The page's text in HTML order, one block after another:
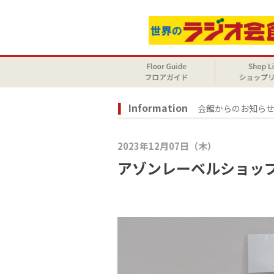
Information 会館からのお知らせ
2023年12月07日（木）
アゾンレーベルショッ